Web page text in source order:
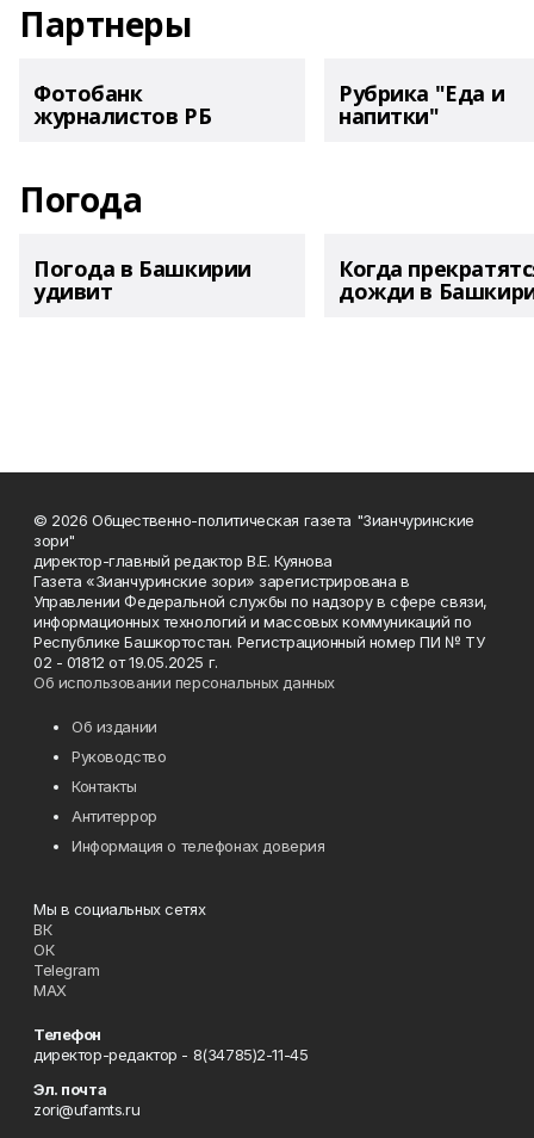
Партнеры
Фотобанк
журналистов РБ
Рубрика "Еда и
напитки"
Погода
Погода в Башкирии
удивит
Когда
дожди в
© 2026 Общественно-политическая газета "Зианчуринские
зори"
директор-главный редактор В.Е. Куянова
Газета «Зианчуринские зори» зарегистрирована в
Управлении Федеральной службы по надзору в сфере связи,
информационных технологий и массовых коммуникаций по
Республике Башкортостан. Регистрационный номер ПИ № ТУ
02 - 01812 от 19.05.2025 г.
Об использовании персональных данных
Об издании
Руководство
Контакты
Антитеррор
Информация о телефонах доверия
Мы в социальных сетях
ВК
ОК
Telegram
MAX
Телефон
директор-редактор - 8(34785)2-11-45
Эл. почта
zori@ufamts.ru